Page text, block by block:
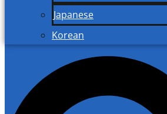
Japanese
Korean